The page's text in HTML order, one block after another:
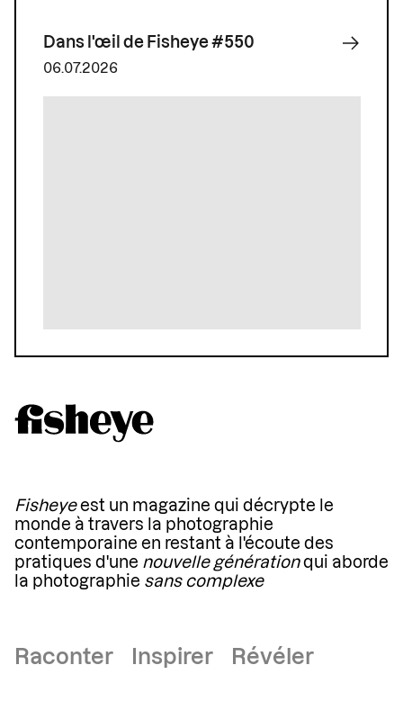
Dans l'œil de Fisheye #550
06.07.2026
Fisheyeest un magazine qui décrypte le
monde à travers la photographie
contemporaine en restant à l'écoute des
pratiques d'une nouvelle générationqui aborde
la photographie sans complexe
Raconter Inspirer Révéler